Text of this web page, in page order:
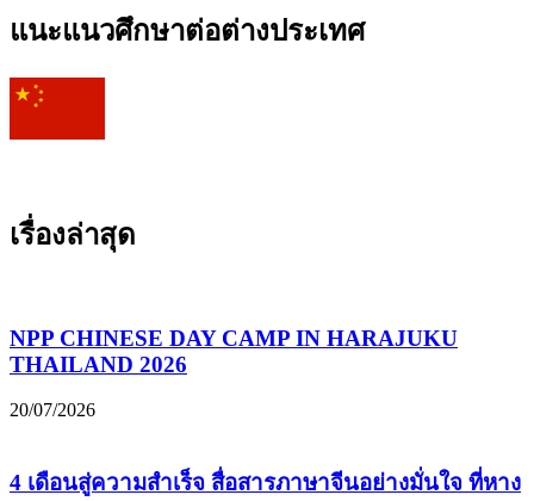
แนะแนวศึกษาต่อต่างประเทศ
เรื่องล่าสุด
NPP CHINESE DAY CAMP IN HARAJUKU
THAILAND 2026
20/07/2026
4 เดือนสู่ความสำเร็จ สื่อสารภาษาจีนอย่างมั่นใจ ที่หาง